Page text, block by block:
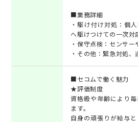
■業務詳細
・駆け付け対処：個
へ駆けつけての一次対
・保守点検：センサー
・その他：緊急対処
■セコムで働く魅力
★評価制度
資格級や年齢により
ます。
自身の頑張りが給与